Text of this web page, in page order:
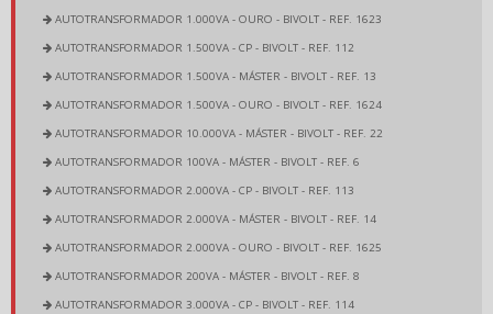
AUTOTRANSFORMADOR 1.000VA - OURO - BIVOLT - REF. 1623
AUTOTRANSFORMADOR 1.500VA - CP - BIVOLT - REF. 112
AUTOTRANSFORMADOR 1.500VA - MÁSTER - BIVOLT - REF. 13
AUTOTRANSFORMADOR 1.500VA - OURO - BIVOLT - REF. 1624
AUTOTRANSFORMADOR 10.000VA - MÁSTER - BIVOLT - REF. 22
AUTOTRANSFORMADOR 100VA - MÁSTER - BIVOLT - REF. 6
AUTOTRANSFORMADOR 2.000VA - CP - BIVOLT - REF. 113
AUTOTRANSFORMADOR 2.000VA - MÁSTER - BIVOLT - REF. 14
AUTOTRANSFORMADOR 2.000VA - OURO - BIVOLT - REF. 1625
AUTOTRANSFORMADOR 200VA - MÁSTER - BIVOLT - REF. 8
AUTOTRANSFORMADOR 3.000VA - CP - BIVOLT - REF. 114